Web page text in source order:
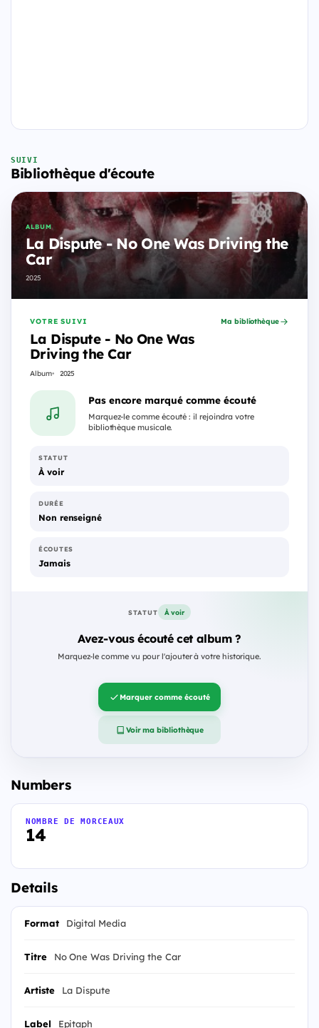
SUIVI
Bibliothèque d'écoute
ALBUM
La Dispute - No One Was Driving the
Car
2025
VOTRE SUIVI
La Dispute - No One Was
Driving the Car
Album 2025
Ma bibliothèque
Pas encore marqué comme écouté
Marquez-le comme écouté : il rejoindra votre
bibliothèque musicale.
STATUT
À voir
DURÉE
Non renseigné
ÉCOUTES
Jamais
STATUT À voir
Avez-vous écouté cet album ?
Marquez-le comme vu pour l'ajouter à votre historique.
Marquer comme écouté
Voir ma bibliothèque
Numbers
14
NOMBRE DE MORCEAUX
Details
Format Digital Media
Titre No One Was Driving the Car
Artiste La Dispute
Label Epitaph